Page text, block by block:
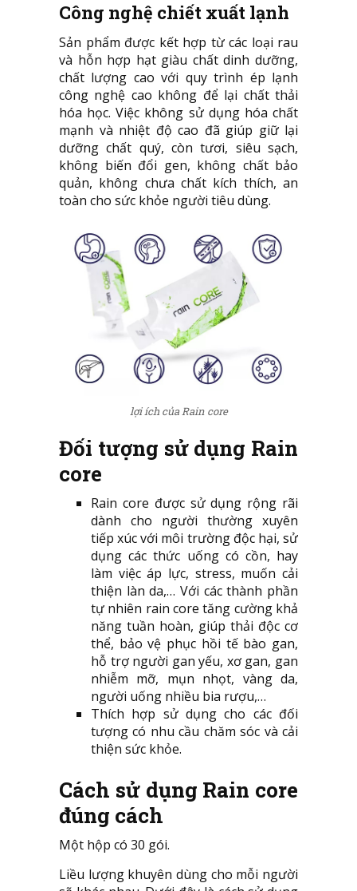
Công nghệ chiết xuất lạnh
Sản phẩm được kết hợp từ các loại rau
và hỗn hợp hạt giàu chất dinh dưỡng,
chất lượng cao với quy trình ép lạnh
công nghệ cao không để lại chất thải
hóa học. Việc không sử dụng hóa chất
mạnh và nhiệt độ cao đã giúp giữ lại
dưỡng chất quý, còn tươi, siêu sạch,
không biến đổi gen, không chất bảo
quản, không chưa chất kích thích, an
toàn cho sức khỏe người tiêu dùng.
lợi ích của Rain core
Đối tượng sử dụng Rain
core
Rain core được sử dụng rộng rãi
dành cho người thường xuyên
tiếp xúc với môi trường độc hại, sử
dụng các thức uống có cồn, hay
làm việc áp lực, stress, muốn cải
thiện làn da,… Với các thành phần
tự nhiên rain core tăng cường khả
năng tuần hoàn, giúp thải độc cơ
thể, bảo vệ phục hồi tế bào gan,
hỗ trợ người gan yếu, xơ gan, gan
nhiễm mỡ, mụn nhọt, vàng da,
người uống nhiều bia rượu,…
Thích hợp sử dụng cho các đối
tượng có nhu cầu chăm sóc và cải
thiện sức khỏe.
Cách sử dụng Rain core
đúng cách
Một hộp có 30 gói.
Liều lượng khuyên dùng cho mỗi người